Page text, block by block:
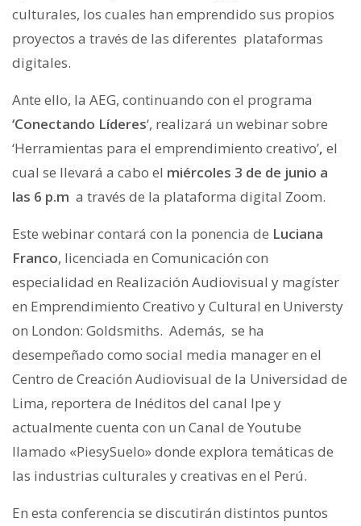
culturales, los cuales han emprendido sus propios
proyectos a través de las diferentes plataformas
digitales.
Ante ello, la AEG, continuando con el programa
‘Conectando Líderes‘, realizará un webinar sobre
‘Herramientas para el emprendimiento creativo’, el
cual se llevará a cabo el miércoles 3 de de junio a
las 6 p.m a través de la plataforma digital Zoom.
Este webinar contará con la ponencia de Luciana
Franco, licenciada en Comunicación con
especialidad en Realización Audiovisual y magíster
en Emprendimiento Creativo y Cultural en Universty
on London: Goldsmiths. Además, se ha
desempeñado como social media manager en el
Centro de Creación Audiovisual de la Universidad de
Lima, reportera de Inéditos del canal Ipe y
actualmente cuenta con un Canal de Youtube
llamado «PiesySuelo» donde explora temáticas de
las industrias culturales y creativas en el Perú.
En esta conferencia se discutirán distintos puntos